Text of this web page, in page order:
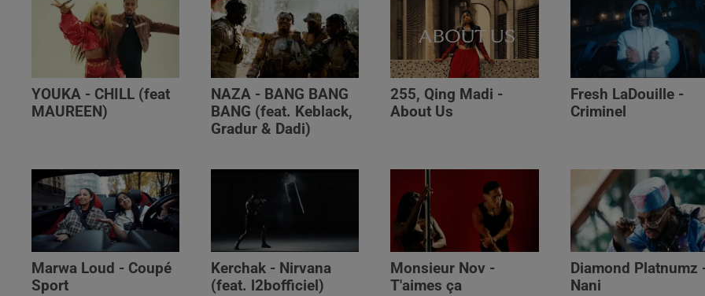
YOUKA - CHILL (feat
MAUREEN)
NAZA - BANG BANG
BANG (feat. Keblack,
Gradur & Dadi)
255, Qing Madi -
About Us
Fresh LaDouille -
Criminel
Marwa Loud - Coupé
Sport
Kerchak - Nirvana
(feat. ‪l2bofficiel‬)
Monsieur Nov -
T'aimes ça
Diamond Platnumz
Nani